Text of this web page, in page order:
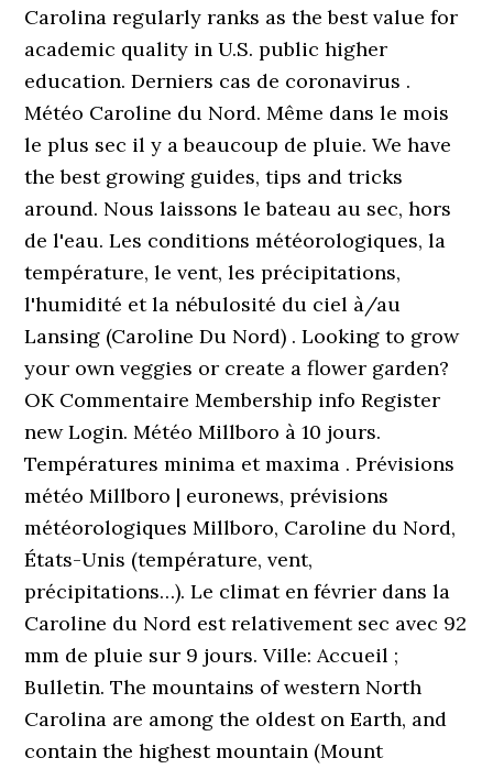
Carolina regularly ranks as the best value for
academic quality in U.S. public higher
education. Derniers cas de coronavirus .
Météo Caroline du Nord. Même dans le mois
le plus sec il y a beaucoup de pluie. We have
the best growing guides, tips and tricks
around. Nous laissons le bateau au sec, hors
de l'eau. Les conditions météorologiques, la
température, le vent, les précipitations,
l'humidité et la nébulosité du ciel à/au
Lansing (Caroline Du Nord) . Looking to grow
your own veggies or create a flower garden?
OK Commentaire Membership info Register
new Login. Météo Millboro à 10 jours.
Températures minima et maxima . Prévisions
météo Millboro | euronews, prévisions
météorologiques Millboro, Caroline du Nord,
États-Unis (température, vent,
précipitations…). Le climat en février dans la
Caroline du Nord est relativement sec avec 92
mm de pluie sur 9 jours. Ville: Accueil ;
Bulletin. The mountains of western North
Carolina are among the oldest on Earth, and
contain the highest mountain (Mount